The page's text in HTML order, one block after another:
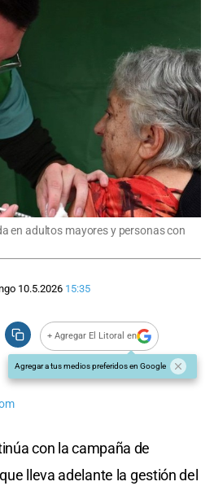
en adultos mayores y personas con
10.5.2026 15:35
+ Agregar El Litoral en
Agregar a tus medios preferidos en Google
con la campaña de
lleva adelante la gestión del